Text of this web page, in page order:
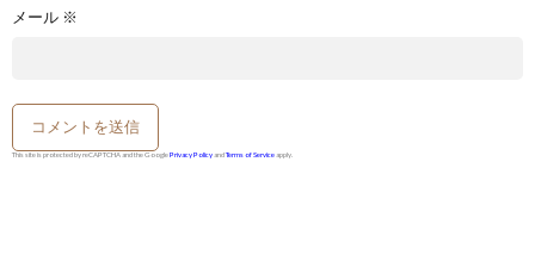
メール ※
This site is protected by reCAPTCHA and the GooglePrivacy Policy andTerms of Service apply.